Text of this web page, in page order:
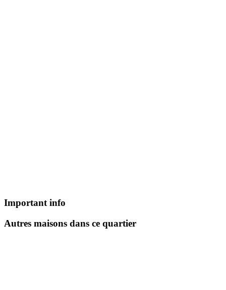
Importantinfo
Autres maisons dans ce quartier